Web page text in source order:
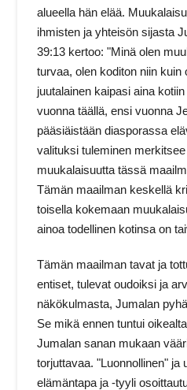
alueella hän elää.
ihmisten ja yhteisön sijasta
39:13 kertoo: "Minä olen
turvaa, olen koditon niin
juutalainen kaipasi aina
vuonna täällä, ensi vuonna
pääsiäistään diasporassa
valituksi tuleminen
muukalaisuutta tässä
Tämän maailman keskellä
toisella kokemaan
ainoa todellinen kotinsa on
Tämän maailman tavat ja
entiset, tulevat oudoiksi ja
näkökulmasta, Jumalan
Se mikä ennen tuntui
Jumalan sanan mukaan
torjuttavaa. "Luonnollinen" ja
elämäntapa ja -tyyli